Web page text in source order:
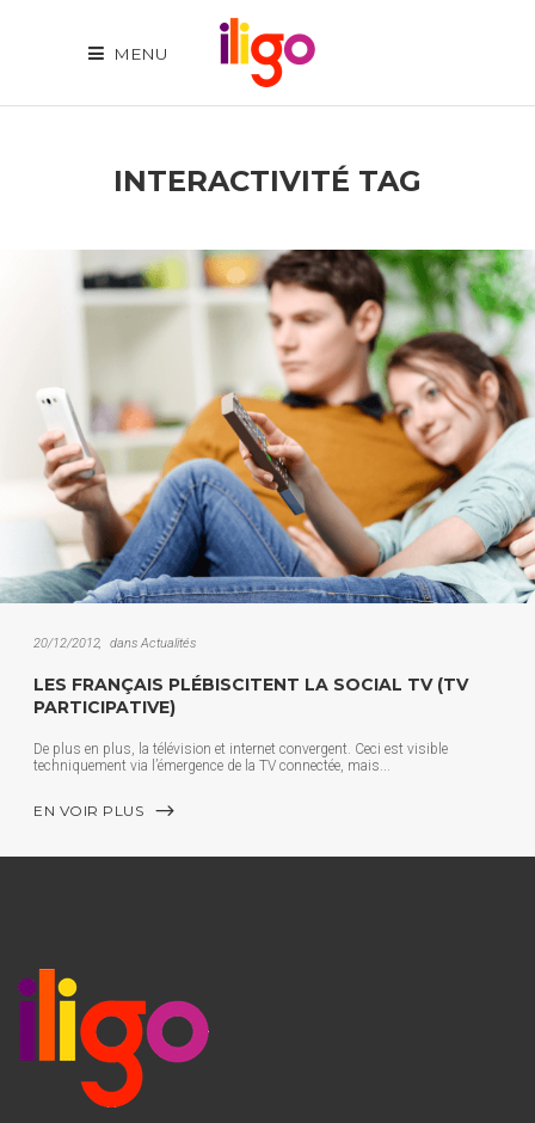
MENU
INTERACTIVITÉ TAG
20/12/2012 dans Actualités
LES FRANÇAIS PLÉBISCITENT LA SOCIAL TV (TV
PARTICIPATIVE)
De plus en plus, la télévision et internet convergent. Ceci est visible
techniquement via l’émergence de la TV connectée, mais
EN VOIR PLUS